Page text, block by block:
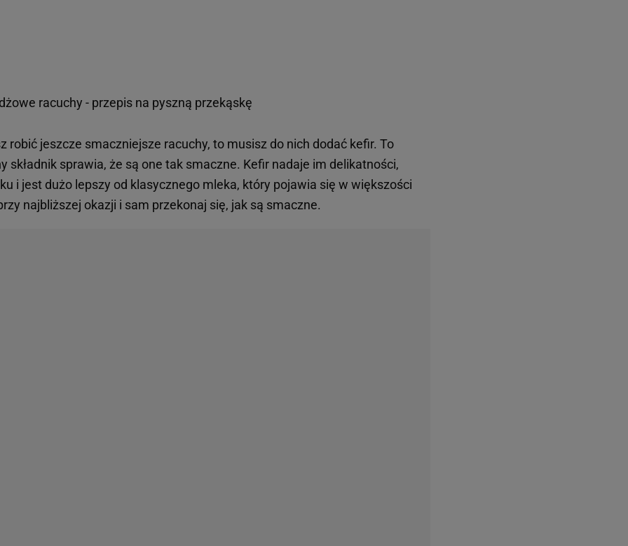
racuchy - przepis na pyszną przekąskę
robić jeszcze smaczniejsze racuchy, to musisz do nich dodać kefir. To
składnik sprawia, że są one tak smaczne. Kefir nadaje im delikatności,
i jest dużo lepszy od klasycznego mleka, który pojawia się w większości
najbliższej okazji i sam przekonaj się, jak są smaczne.